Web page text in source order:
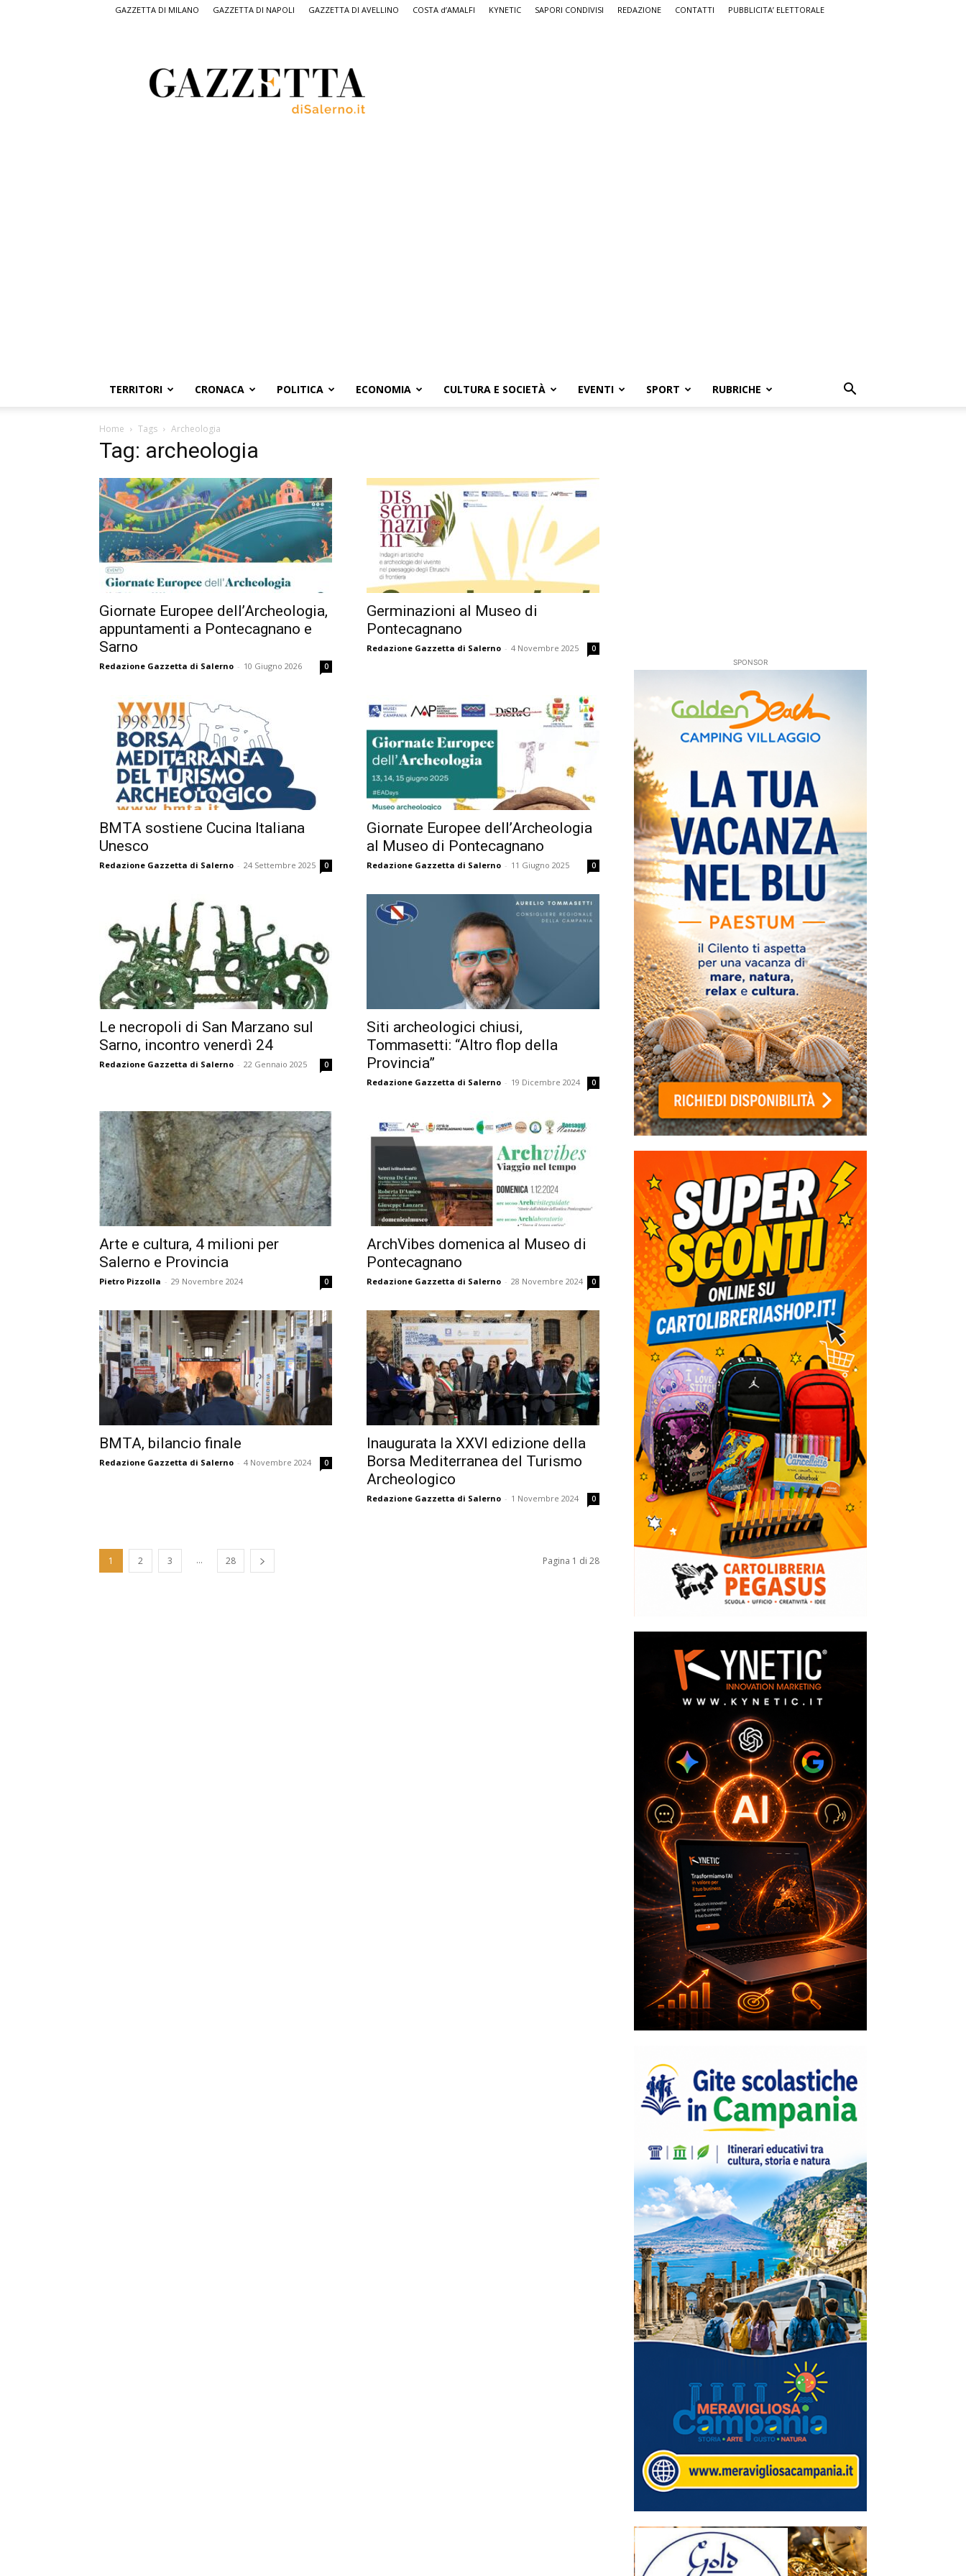
GAZZETTA DI MILANO GAZZETTA DI NAPOLI GAZZETTA DI AVELLINO COSTA d’AMALFI KYNETIC SAPORI CONDIVISI REDAZIONE CONTATTI PUBBLICITA’ ELETTORALE
Salerno,
il
quotidiano
TERRITORI CRONACA POLITICA ECONOMIA CULTURA E SOCIETÀ EVENTI SPORT RUBRICHE
Home Tags Archeologia
Tag: archeologia
Giornate Europee dell’Archeologia,
appuntamenti a Pontecagnano e
Sarno
Redazione Gazzetta di Salerno - 10 Giugno 2026 0
Germinazioni al Museo di
Pontecagnano
Redazione Gazzetta di Salerno - 4 Novembre 2025 0
BMTA sostiene Cucina Italiana
Unesco
Redazione Gazzetta di Salerno - 24 Settembre 2025 0
Giornate Europee dell’Archeologia
al Museo di Pontecagnano
Redazione Gazzetta di Salerno - 11 Giugno 2025 0
Le necropoli di San Marzano sul
Sarno, incontro venerdì 24
Redazione Gazzetta di Salerno - 22 Gennaio 2025 0
Siti archeologici chiusi,
Tommasetti: “Altro flop della
Provincia”
Redazione Gazzetta di Salerno - 19 Dicembre 2024 0
Arte e cultura, 4 milioni per
Salerno e Provincia
Pietro Pizzolla - 29 Novembre 2024 0
ArchVibes domenica al Museo di
Pontecagnano
Redazione Gazzetta di Salerno - 28 Novembre 2024 0
BMTA, bilancio finale
Redazione Gazzetta di Salerno - 4 Novembre 2024 0
Inaugurata la XXVI edizione della
Borsa Mediterranea del Turismo
Archeologico
Redazione Gazzetta di Salerno - 1 Novembre 2024 0
1 2 3 ... 28 Pagina 1 di 28
SPONSOR